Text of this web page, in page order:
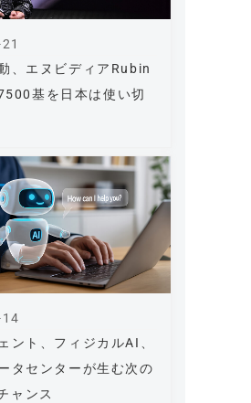
、エヌビディアRubin
基を日本は使い切
ント、フィジカルAI、
タセンターが生む次の
ャンス